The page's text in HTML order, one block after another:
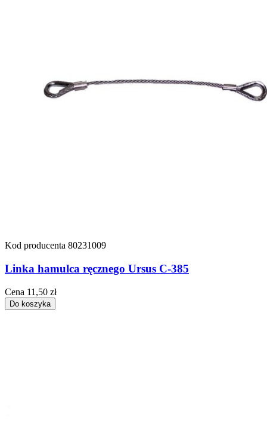
Kod producenta 80231009
Linka hamulca ręcznego Ursus C-385
Cena 11,50 zł
Do koszyka